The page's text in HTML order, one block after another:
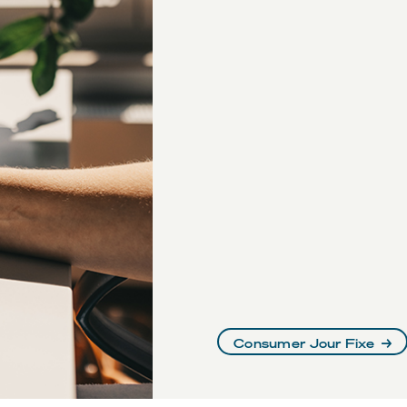
Consumer Jour Fixe →